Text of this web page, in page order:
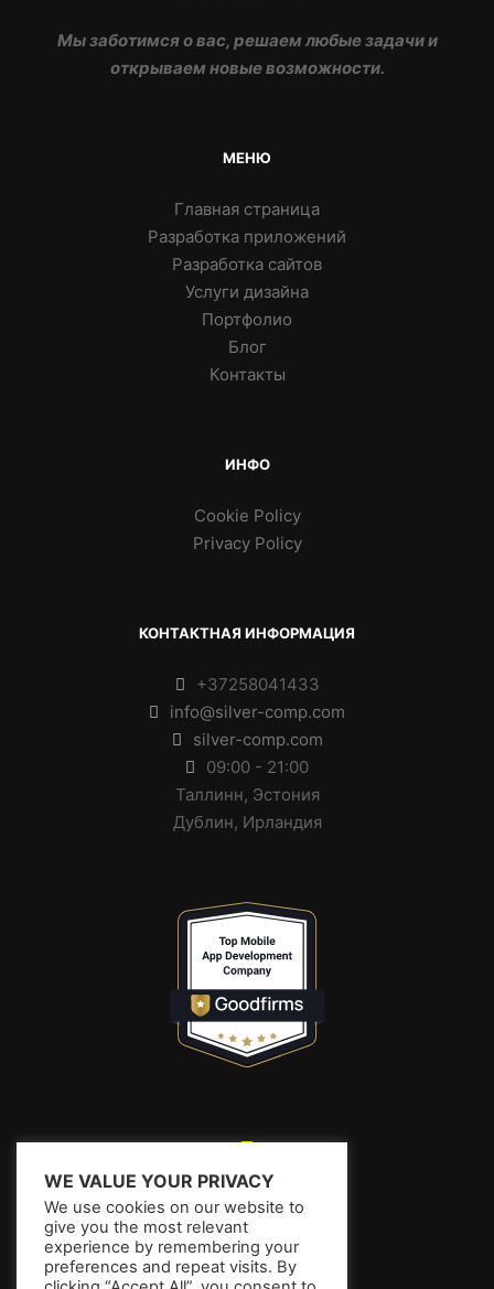
Мы заботимся о вас, решаем любые задачи и
открываем новые возможности.
МЕНЮ
Главная страница
Разработка приложений
Разработка сайтов
Услуги дизайна
Портфолио
Блог
Контакты
ИНФО
Cookie Policy
Privacy Policy
КОНТАКТНАЯ ИНФОРМАЦИЯ
+37258041433
info@silver-comp.com
silver-comp.com
09:00 - 21:00
Таллинн, Эстония
Дублин, Ирландия
WE VALUE YOUR PRIVACY
We use cookies on our website to
give you the most relevant
experience by remembering your
preferences and repeat visits. By